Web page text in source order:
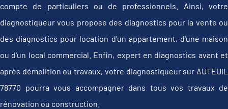
compte de particuliers ou de professionnels. Ainsi, votre
diagnostiqueur vous propose des diagnostics pour la vente ou
des diagnostics pour location d'un appartement, d'une maison
ou d'un local commercial. Enfin, expert en diagnostics avant et
après démolition ou travaux, votre diagnostiqueur sur AUTEUIL
78770 pourra vous accompagner dans tous vos travaux de
rénovation ou construction.